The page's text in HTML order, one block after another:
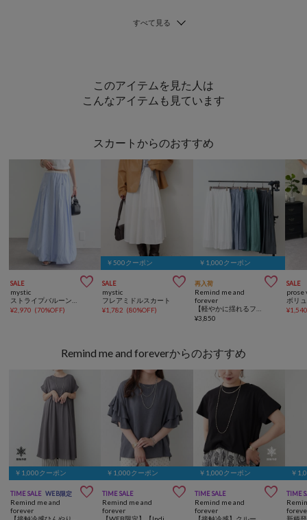
このアイテムを見た人は
こんなアイテムも見ています
スカートからのおすすめ
SALE 
mystic
¥2,970 (70%OFF)
￥500クーポン
SALE 
mystic
フレアミドルスカート
¥1,782 (80%OFF)
￥1,000クーポン
再入荷 
Remind me and
forever
¥3,850
SALE
prose
¥
Remind me and foreverからのおすすめ
￥1,000クーポン
TIME SALE WEB限定 
Remind me and
forever
￥1,000クーポン
TIME SALE 
Remind me and
forever
￥1,000クーポン
TIME SALE 
Remind me and
forever
￥
TIME